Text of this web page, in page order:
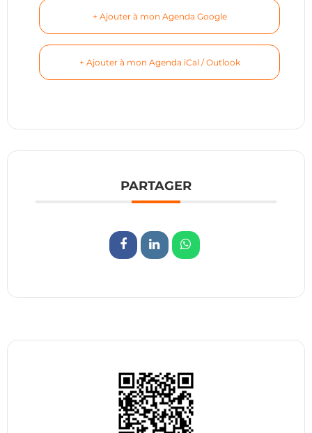
+ Ajouter à mon Agenda Google
+ Ajouter à mon Agenda iCal / Outlook
PARTAGER